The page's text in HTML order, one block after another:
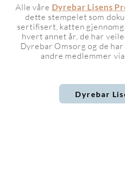
Alle våre Dyrebar Lisens
dette stempelet som dok
sertifisert, katten
hvert annet år, de har
Dyrebar Omsorg og de
andre medlemmer
Dyrebar